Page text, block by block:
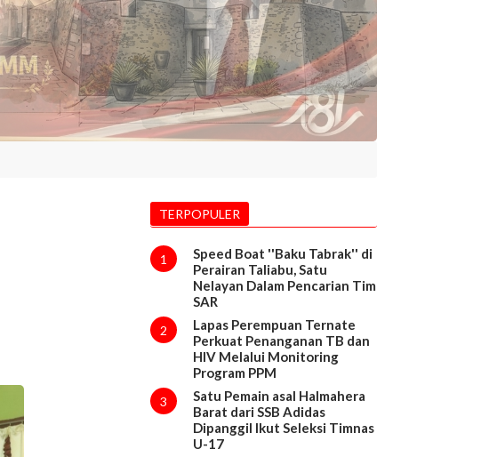
TERPOPULER
1
Speed Boat ''Baku Tabrak'' di
Perairan Taliabu, Satu
Nelayan Dalam Pencarian Tim
SAR
2
Lapas Perempuan Ternate
Perkuat Penanganan TB dan
HIV Melalui Monitoring
Program PPM
3
Satu Pemain asal Halmahera
Barat dari SSB Adidas
Dipanggil Ikut Seleksi Timnas
U-17